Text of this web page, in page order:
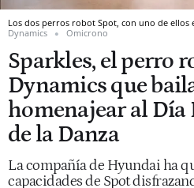
Los dos perros robot Spot, con uno de ellos
Dynamics
Omicrono
Sparkles, el perro
Dynamics que
homenajear al
de la Danza
La compañía de Hyundai ha
capacidades de Spot